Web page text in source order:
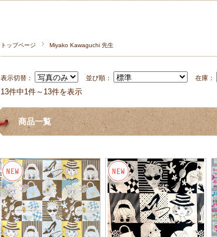
トップページ Miyako Kawaguchi 先生
表示切替： 並び順： 在庫：
13件中1件～13件を表示
商品一覧